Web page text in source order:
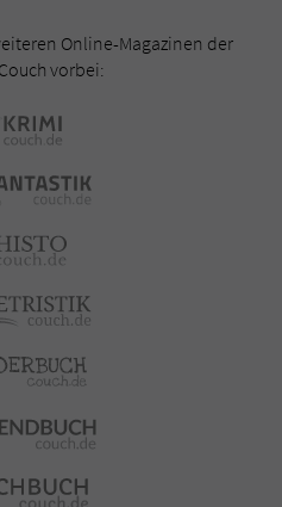
Online-Magazinen der
vorbei: